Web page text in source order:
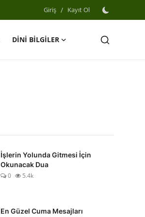
Giriş / Kayıt Ol
DİNİ BİLGİLER
İşlerin Yolunda Gitmesi İçin
Okunacak Dua
0
5.4k
En Güzel Cuma Mesajları